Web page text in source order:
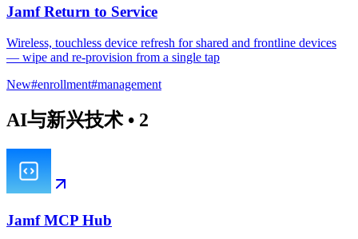
Jamf Return to Service
Wireless, touchless device refresh for shared and frontline devices
— wipe and re-provision from a single tap
New#enrollment#management
AI与新兴技术• 2
Jamf MCP Hub